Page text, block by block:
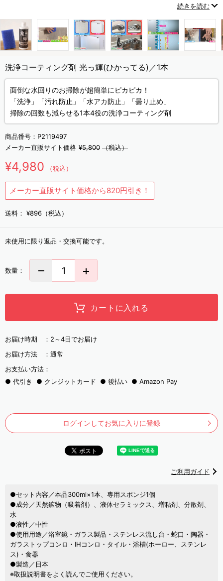
続きを読む
洗浄コーティング剤 光っ輝(ひかってる)／1本
面倒な水回りのお掃除が超簡単にピカピカ！
「洗浄」「汚れ防止」「水アカ防止」「曇り止め」
掃除の回数も減らせる1本4役の洗浄コーティング剤
商品番号： P2119497
メーカー直販サイト価格 ¥5,800 （税込）
¥4,980 （税込）
メーカー直販サイト価格から820円引き！
送料： ¥896（税込）
未使用に限り返品・交換可能です。
数量：
カートに入れる
お届け時期 ： 2～4日でお届け
お届け方法 ： 通常
お支払い方法：
代引き
クレジットカード 後払い Amazon Pay
ログインしてお気に入りに登録
ご利用ガイド
●セット内容／本品300ml×1本、専用スポンジ1個
●成分／天然鉱物（吸着剤）、液体セラミックス、増粘剤、分散剤、
水
●液性／中性
●使用用途／浴室鏡・ガラス製品・ステンレス流し台・蛇口・陶器・
ガラストップコンロ・IHコンロ・タイル・浴槽(ホーロー、ステンレ
ス)・食器
●製造／日本
※取扱説明書をよく読んでご使用ください。